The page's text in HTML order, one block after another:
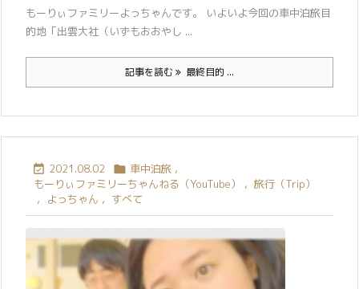
もーりぃファミリーよっちゃんです。 いよいよ今回の車中泊旅目
的地「出雲大社（いずもおおやし ...
記事を読む 最終目的 ...
 2021.08.02  車中泊旅 ,
もーりぃファミリーちゃんねる（YouTube）
, 旅行（Trip）
,
よっちゃん , すべて